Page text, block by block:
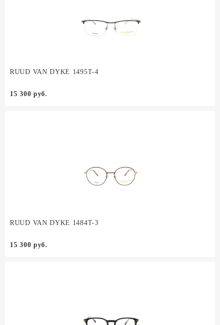
RUUD VAN DYKE 1495T-4
15 300 руб.
RUUD VAN DYKE 1484T-3
15 300 руб.